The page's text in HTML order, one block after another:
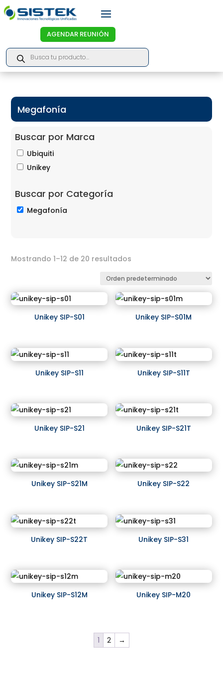
AGENDAR REUNIÓN
Products
search
Megafonía
Buscar por Marca
Ubiquiti
Unikey
Buscar por Categoría
Megafonía
Mostrando 1–12 de 20 resultados
Unikey SIP-S01 Unikey SIP-S01M
Unikey SIP-S11 Unikey SIP-S11T
Unikey SIP-S21 Unikey SIP-S21T
Unikey SIP-S21M Unikey SIP-S22
Unikey SIP-S22T Unikey SIP-S31
Unikey SIP-S12M Unikey SIP-M20
1 2 →